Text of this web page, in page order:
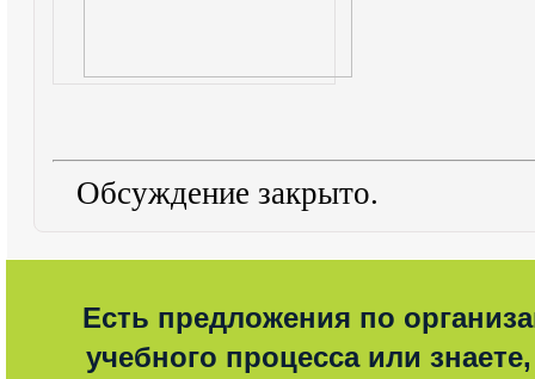
Обсуждение закрыто.
Есть предложения по
учебного процесса или знаете,